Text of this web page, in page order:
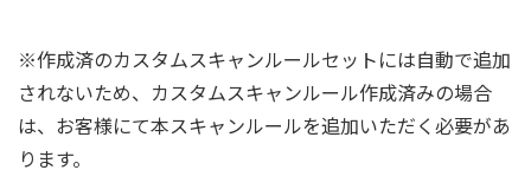
※作成済のカスタムスキャンルールセットには自動で追加
されないため、カスタムスキャンルール作成済みの場合
は、お客様にて本スキャンルールを追加いただく必要があ
ります。